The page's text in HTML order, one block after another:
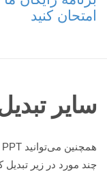
امتحان کنید
سایر
چند مورد در زیر تبدیل